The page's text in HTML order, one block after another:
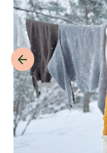
Previous item